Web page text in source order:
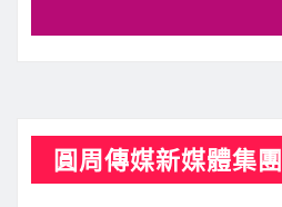
圓周傳媒新媒體集團